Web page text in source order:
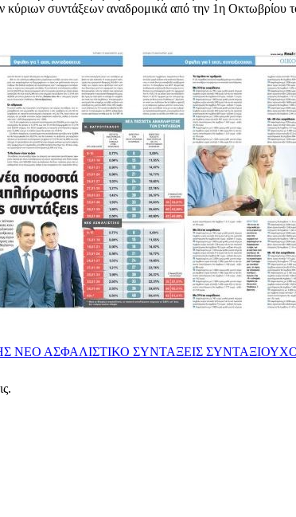
συντάξεων αναδρομικά από την 1η Οκτωβρίου
ΝΕΟ ΑΣΦΑΛΙΣΤΙΚΟ ΣΥΝΤΑΞΕΙΣ